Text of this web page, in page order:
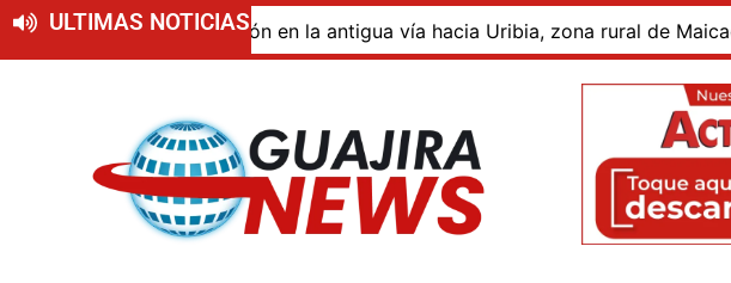
ULTIMAS NOTICIAS
de descomposición en la antigua vía hacia Uribia, zona rural de Maicao